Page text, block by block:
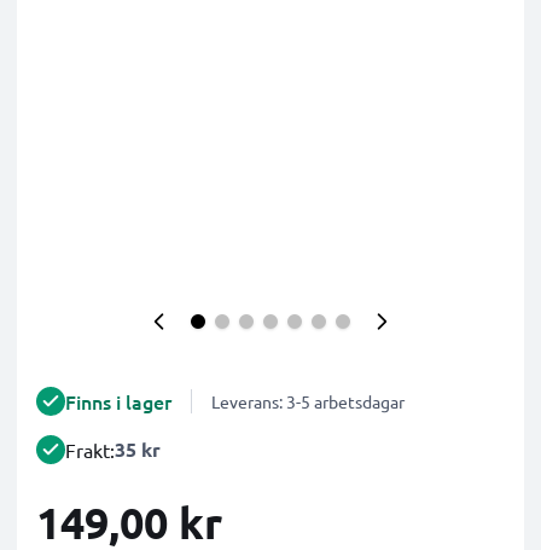
Finns i lager Leverans: 3-5 arbetsdagar
Frakt:35 kr
149,00 kr